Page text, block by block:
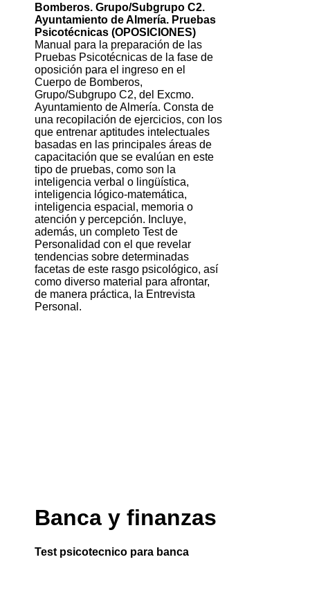
Bomberos. Grupo/Subgrupo C2.
Ayuntamiento de Almería. Pruebas
Psicotécnicas (OPOSICIONES)
Manual para la preparación de las
Pruebas Psicotécnicas de la fase de
oposición para el ingreso en el
Cuerpo de Bomberos,
Grupo/Subgrupo C2, del Excmo.
Ayuntamiento de Almería. Consta de
una recopilación de ejercicios, con los
que entrenar aptitudes intelectuales
basadas en las principales áreas de
capacitación que se evalúan en este
tipo de pruebas, como son la
inteligencia verbal o lingüística,
inteligencia lógico-matemática,
inteligencia espacial, memoria o
atención y percepción. Incluye,
además, un completo Test de
Personalidad con el que revelar
tendencias sobre determinadas
facetas de este rasgo psicológico, así
como diverso material para afrontar,
de manera práctica, la Entrevista
Personal.
Banca y finanzas
Test psicotecnico para banca